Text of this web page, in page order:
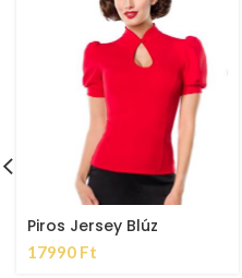
Piros Jersey Blúz
17990 Ft